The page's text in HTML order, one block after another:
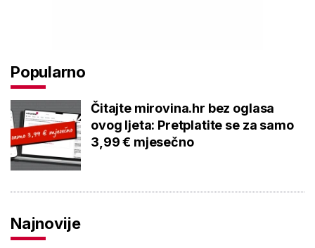
Popularno
Čitajte mirovina.hr bez oglasa
ovog ljeta: Pretplatite se za samo
3,99 € mjesečno
Najnovije